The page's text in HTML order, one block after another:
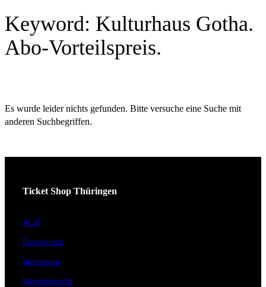
Keyword: Kulturhaus Gotha.
Abo-Vorteilspreis.
Es wurde leider nichts gefunden. Bitte versuche eine Suche mit
anderen Suchbegriffen.
Ticket Shop Thüringen
AGB
Datenschutz
Impressum
Widerrufsrecht